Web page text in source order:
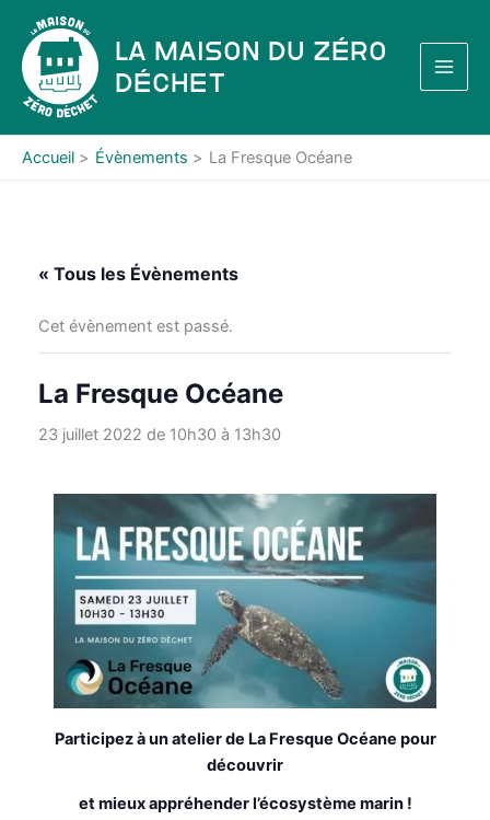
contenu
La Maison du Zéro
Déchet
Accueil Évènements La Fresque Océane
« Tous les Évènements
Cet évènement est passé.
La Fresque Océane
23 juillet 2022 de 10h30à 13h30
Participez à un atelier de La Fresque Océane pour
découvrir
et mieux appréhender l’écosystème marin !